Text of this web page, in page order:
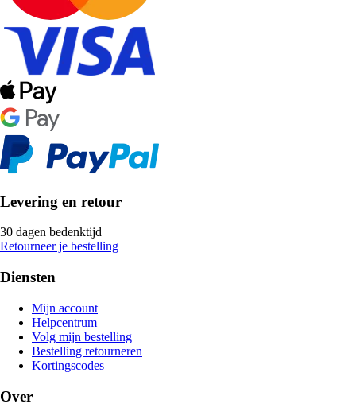
Levering en retour
30 dagen bedenktijd
Retourneer je bestelling
Diensten
Mijn account
Helpcentrum
Volg mijn bestelling
Bestelling retourneren
Kortingscodes
Over